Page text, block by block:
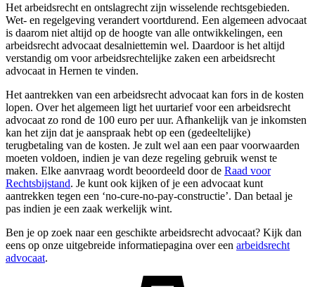
Het arbeidsrecht en ontslagrecht zijn wisselende rechtsgebieden.
Wet- en regelgeving verandert voortdurend. Een algemeen advocaat
is daarom niet altijd op de hoogte van alle ontwikkelingen, een
arbeidsrecht advocaat desalniettemin wel. Daardoor is het altijd
verstandig om voor arbeidsrechtelijke zaken een arbeidsrecht
advocaat in Hernen te vinden.
Het aantrekken van een arbeidsrecht advocaat kan fors in de kosten
lopen. Over het algemeen ligt het uurtarief voor een arbeidsrecht
advocaat zo rond de 100 euro per uur. Afhankelijk van je inkomsten
kan het zijn dat je aanspraak hebt op een (gedeeltelijke)
terugbetaling van de kosten. Je zult wel aan een paar voorwaarden
moeten voldoen, indien je van deze regeling gebruik wenst te
maken. Elke aanvraag wordt beoordeeld door de Raad voor
Rechtsbijstand. Je kunt ook kijken of je een advocaat kunt
aantrekken tegen een ‘no-cure-no-pay-constructie’. Dan betaal je
pas indien je een zaak werkelijk wint.
Ben je op zoek naar een geschikte arbeidsrecht advocaat? Kijk dan
eens op onze uitgebreide informatiepagina over een arbeidsrecht
advocaat.